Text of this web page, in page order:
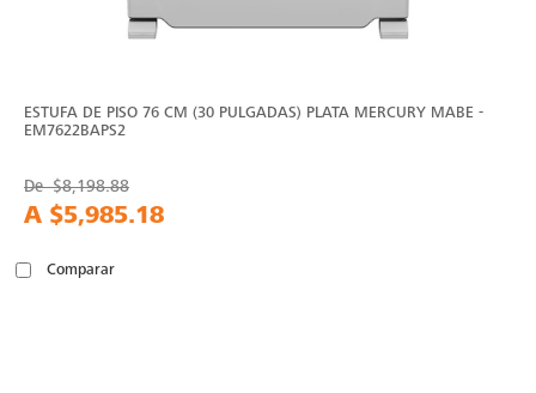
ESTUFA DE PISO 76 CM (30 PULGADAS) PLATA MERCURY MABE -
EM7622BAPS2
De$8,198.88
A $5,985.18
Comparar